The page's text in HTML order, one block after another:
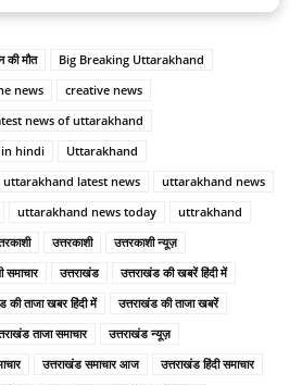
की मौत
Big Breaking Uttarakhand
news
creative news
news of uttarakhand
hindi
Uttarakhand
uttarakhand latest news
uttarakhand news
uttarakhand news today
uttrakhand
उत्तरकाशी
उत्तरकाशी न्यूज़
समाचार उत्तराखंड
उत्तराखंड की खबरें हिंदी में
की ताजा खबर हिंदी में
उत्तराखंड की ताजा खबरें
ताजा समाचार
उत्तराखंड न्यूज़
उत्तराखंड समाचार आज
उत्तराखंड हिंदी समाचार